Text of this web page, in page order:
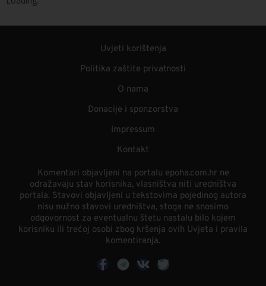
Uvjeti korištenja
Politika zaštite privatnosti
O nama
Donacije i sponzorstva
Impressum
Kontakt
Komentari objavljeni na portalu epoha.com.hr ne
odražavaju stav korisnika, vlasništva niti uredništva
portala. Stavovi objavljeni u tekstovima pojedinog autora
nisu nužno stavovi uredništva, stoga ne snosimo
odgovornost za eventualnu štetu nastalu bilo kojem
korisniku ili trećoj osobi zbog kršenja ovih Uvjeta i pravila
komentiranja.